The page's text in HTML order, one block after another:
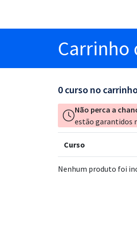
Carrinho
0 curso no
Não perca a
estão garantidos
Curso
Nenhum produto foi